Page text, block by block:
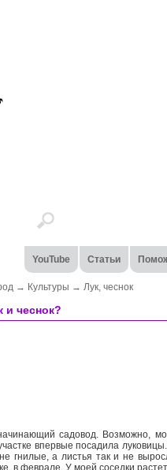
YouTube Статьи
→ Культуры → Лук, чеснок
и чеснок?
садовод. Возможно,
впервые посадила
гнилые, а листья так и не
в феврале. У моей соседки